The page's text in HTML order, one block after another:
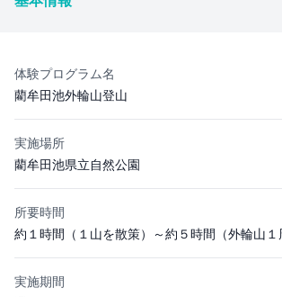
体験プログラム名
藺牟田池外輪山登山
実施場所
藺牟田池県立自然公園
所要時間
約１時間（１山を散策）～約５時間（外輪山１
実施期間